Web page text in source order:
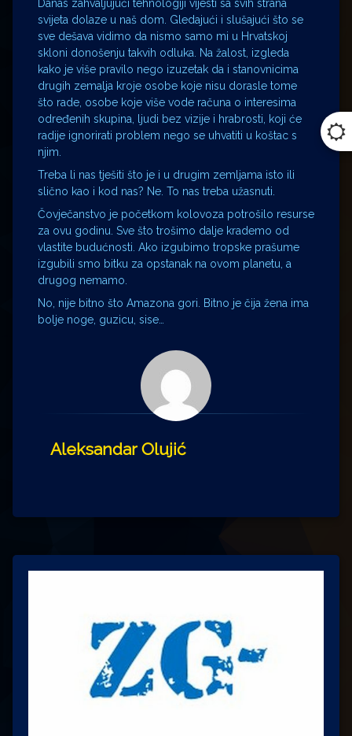
Danas zahvaljujući tehnologiji vijesti sa svih strana
svijeta dolaze u naš dom. Gledajući i slušajući što se
sve dešava vidimo da nismo samo mi u Hrvatskoj
skloni donošenju takvih odluka. Na žalost, izgleda
kako je više pravilo nego izuzetak da i stanovnicima
drugih zemalja kroje osobe koje nisu dorasle tome
što rade, osobe koje više vode računa o interesima
određenih skupina, ljudi bez vizije i hrabrosti, koji će
radije ignorirati problem nego se uhvatiti u koštac s
njim.
Treba li nas tješiti što je i u drugim zemljama isto ili
slično kao i kod nas? Ne. To nas treba užasnuti.
Čovječanstvo je početkom kolovoza potrošilo resurse
za ovu godinu. Sve što trošimo dalje krademo od
vlastite budućnosti. Ako izgubimo tropske prašume
izgubili smo bitku za opstanak na ovom planetu, a
drugog nemamo.
No, nije bitno što Amazona gori. Bitno je čija žena ima
bolje noge, guzicu, sise…
Aleksandar Olujić